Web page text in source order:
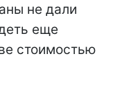
не дали
еще
стоимостью